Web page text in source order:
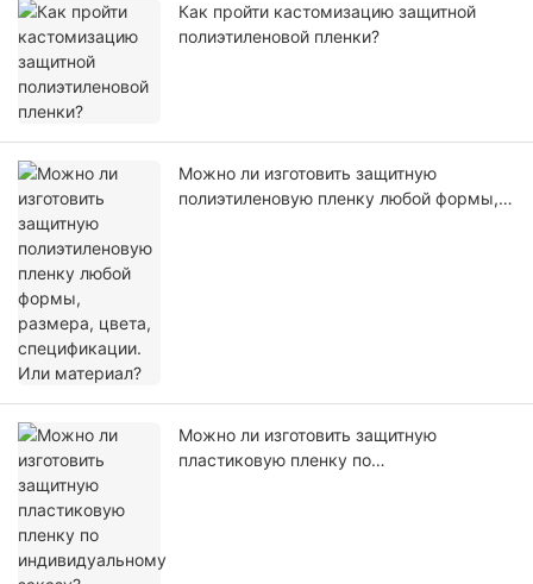
Как пройти кастомизацию защитной
полиэтиленовой пленки?
Можно ли изготовить защитную
полиэтиленовую пленку любой формы,
Можно ли изготовить защитную
пластиковую пленку по